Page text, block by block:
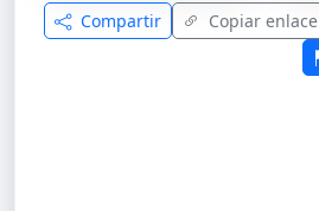
Compartir
Copiar enlace